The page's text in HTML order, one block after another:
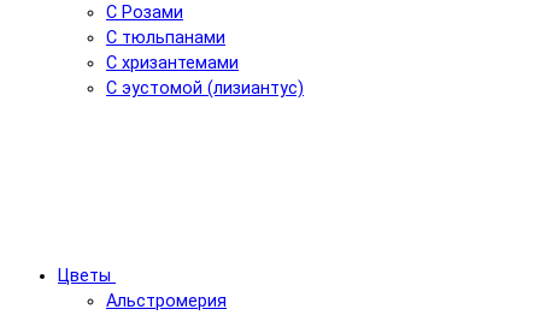
С Розами
С тюльпанами
С хризантемами
С эустомой (лизиантус)
Цветы
Альстромерия